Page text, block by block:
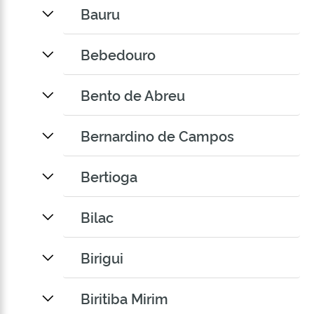
Bauru
Bebedouro
Bento de Abreu
Bernardino de Campos
Bertioga
Bilac
Birigui
Biritiba Mirim